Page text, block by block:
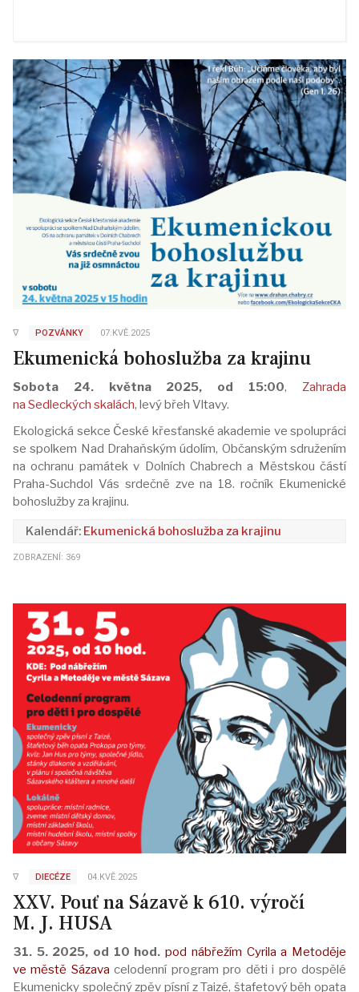
∇ POZVÁNKY 07.KVĚ.2025
Ekumenická bohoslužba za krajinu
Sobota 24. května 2025, od 15:00,Zahrada
na Sedleckých skalách, levý břeh Vltavy.
Ekologická sekce České křesťanské akademie ve spolupráci
se spolkem Nad Drahaňským údolím, Občanským sdružením
na ochranu památek v Dolních Chabrech a Městskou částí
Praha-Suchdol Vás srdečně zve na 18. ročník Ekumenické
bohoslužby za krajinu.
Ekumenická bohoslužba za krajinu
ZOBRAZENÍ: 369
∇ DIECÉZE 04.KVĚ.2025
XXV. Pouť na Sázavě k 610. výročí
M. J. HUSA
31. 5. 2025, od 10 hod.pod nábřežím Cyrila a Metoděje
ve městě Sázava celodenní program pro děti i pro dospělé
Ekumenicky společný zpěv písní z Taizé, štafetový běh opata